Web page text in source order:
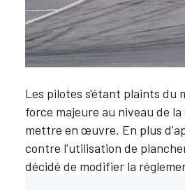
WEC
Les pilotes s'étant plaints du
force majeure au niveau de
mettre en œuvre. En plus
contre l'utilisation de
décidé de modifier la